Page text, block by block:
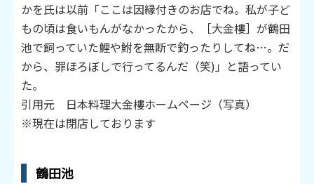
かを氏は以前「ここは因縁付きのお店でね。私が子ど
もの頃は食いもんがなかったから、［大金樓］が鶴田
池で飼っていた鯉や鮒を無断で釣ったりしてね…。だ
から、罪ほろぼしで行ってるんだ（笑)」と語ってい
た。
引用元 日本料理大金樓ホームページ（写真）
※現在は閉店しております
鶴田池